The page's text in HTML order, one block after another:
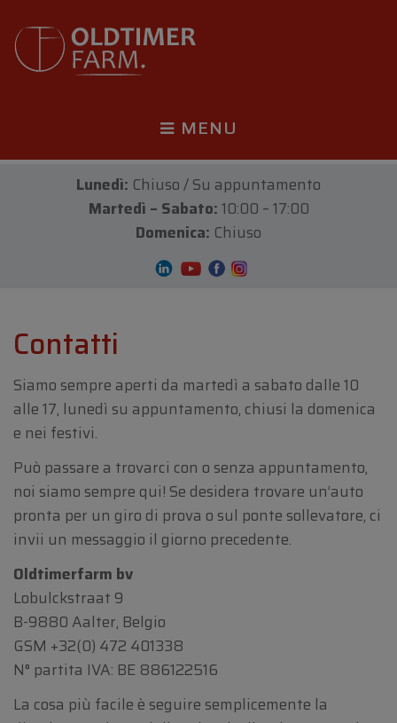
MENU
Lunedì: Chiuso / Su appuntamento
Martedì – Sabato:10:00 – 17:00
Domenica: Chiuso
Contatti
Siamo sempre aperti da martedì a sabato dalle 10
alle 17, lunedì su appuntamento, chiusi la domenica
e nei festivi.
Può passare a trovarci con o senza appuntamento,
noi siamo sempre qui! Se desidera trovare un’auto
pronta per un giro di prova o sul ponte sollevatore, ci
invii un messaggio il giorno precedente.
Oldtimerfarm bv
Lobulckstraat 9
B-9880 Aalter, Belgio
GSM +32(0) 472 401338
N° partita IVA: BE 886122516
La cosa più facile è seguire semplicemente la